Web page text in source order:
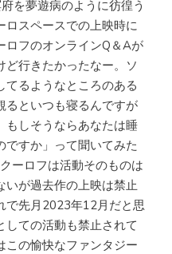
を夢遊病のように彷徨う
ロスペースでの上映時に
ロフのオンラインQ＆Aが
ど行きたかったなー。ソ
てるようなところのある
るといつも寝るんですが
もしそうならあなたは睡
すか」って聞いてみた
ーロフは活動そのものは
いが過去作の上映は禁止
で先月2023年12月だと思
しての活動も禁止されて
この愉快なファンタジー